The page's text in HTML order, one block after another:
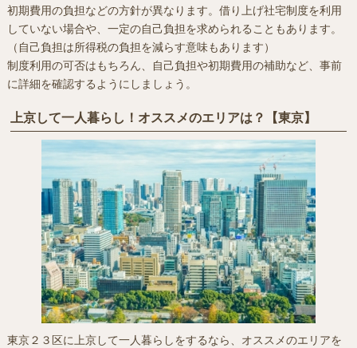
初期費用の負担などの方針が異なります。借り上げ社宅制度を利用
していない場合や、一定の自己負担を求められることもあります。
（自己負担は所得税の負担を減らす意味もあります）
制度利用の可否はもちろん、自己負担や初期費用の補助など、事前
に詳細を確認するようにしましょう。
上京して一人暮らし！オススメのエリアは？【東京】
東京２３区に上京して一人暮らしをするなら、オススメのエリアを